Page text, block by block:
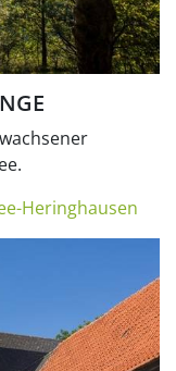
Heringhausen